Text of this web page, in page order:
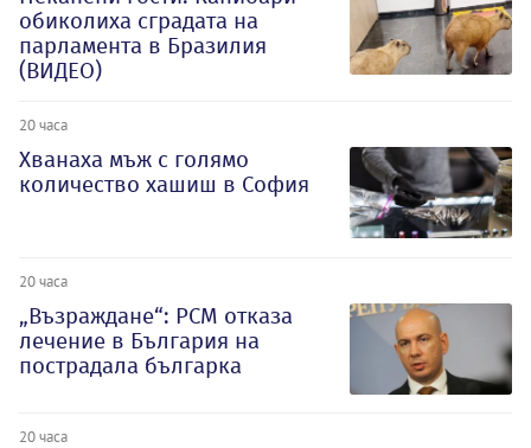
обиколиха сградата на
парламента в Бразилия
(ВИДЕО)
20 часа
Хванаха мъж с голямо
количество хашиш в София
20 часа
„Възраждане“: РСМ отказа
лечение в България на
пострадала българка
20 часа